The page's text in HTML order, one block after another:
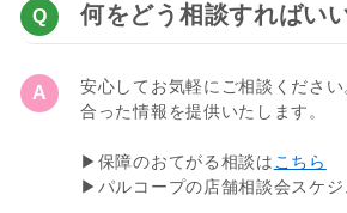
何をどう相談すればい
安心してお気軽にご相談くださ
合った情報を提供いたします。
▶保障のおてがる相談は こちら
▶パルコープの店舗相談会スケジ